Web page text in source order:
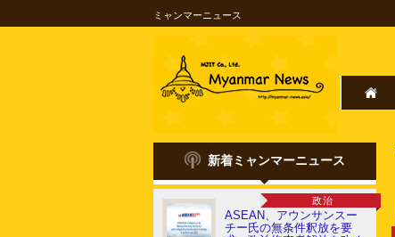
ミャンマーニュース
新着ミャンマーニュース
政治
ASEAN、アウンサンスー
チー氏の無条件釈放を要